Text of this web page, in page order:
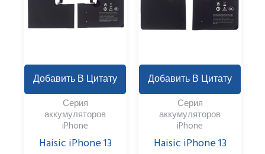
Добавить В Цитату
Серия
аккумуляторов
iPhone
Haisic iPhone 13
Добавить В Цитату
Серия
аккумуляторов
iPhone
Haisic iPhone 13